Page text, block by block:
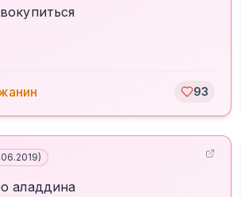
93
)
аладдина